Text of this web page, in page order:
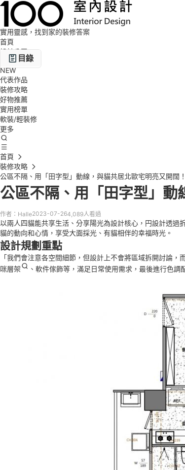
實用靈感，找到家的裝修答案
首頁
設計公司
設計圖庫
NEW
代表作品
裝修攻略
好物推薦
實用榜單
軟裝/輕裝修
更多
首頁
裝修攻略
公區不隔、用「田字型」動線，與貓共居北歐宅明亮又開闊！
公區不隔、用「田字型」動
作者：Halle2023-07-264,089人看過
以兩人四貓能共享生活、分享陽光為設計核心，円設計透
貓的動向和心情，享受大面採光、有貓相伴的幸福時光。
設計規劃重點
「我們會注意各空間細節，但設計上不會將區域拆開討論
咪層架
、軟件傢飾等，滿足日常使用需求，最後進行色調
目錄
設計規劃重點
玄關設計
客廳設計
書房設計
臥室設計
衛浴設計
設計後記